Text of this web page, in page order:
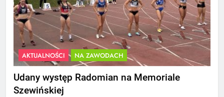
AKTUALNOŚCI NA ZAWODACH
Udany występ Radomian na Memoriale
Szewińskiej